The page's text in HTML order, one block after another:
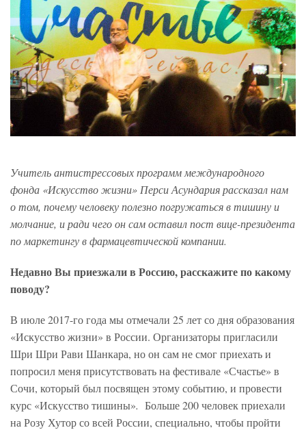
Учитель антистрессовых программ международного
фонда «Искусство жизни» Перси Асундария рассказал нам
о том, почему человеку полезно погружаться в тишину и
молчание, и ради чего он сам оставил пост вице-президента
по маркетингу в фармацевтической компании.
Недавно Вы приезжали в Россию, расскажите по какому
поводу?
В июле 2017-го года мы отмечали 25 лет со дня образования
«Искусство жизни» в России. Организаторы пригласили
Шри Шри Рави Шанкара, но он сам не смог приехать и
попросил меня присутствовать на фестивале «Счастье» в
Сочи, который был посвящен этому событию, и провести
курс «Искусство тишины». Больше 200 человек приехали
на Розу Хутор со всей России, специально, чтобы пройти